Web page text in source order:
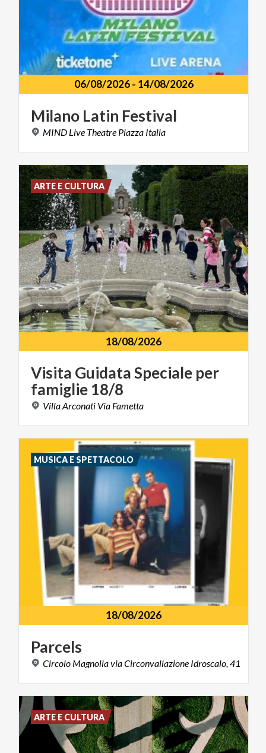
06/08/2026- 14/08/2026
Milano Latin Festival
MIND Live Theatre Piazza Italia
18/08/2026
Visita GuidataSpeciale per
famiglie 18/8
VillaArconati Via Fametta
ARTE E CULTURA
18/08/2026
Parcels
Circolo MagnoliaviaCirconvallazione Idroscalo, 41
MUSICA E SPETTACOLO
ARTE E CULTURA